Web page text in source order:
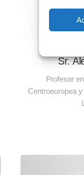
Sr.
Profesor
Centroeuropea